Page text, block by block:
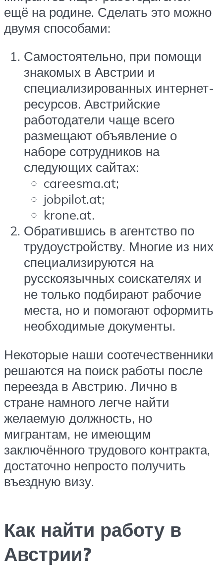
ещё на родине. Сделать это можно
двумя способами:
Самостоятельно, при помощи
знакомых в Австрии и
специализированных интернет-
ресурсов. Австрийские
работодатели чаще всего
размещают объявление о
наборе сотрудников на
следующих сайтах:
careesma.at;
jobpilot.at;
krone.at.
Обратившись в агентство по
трудоустройству. Многие из них
специализируются на
русскоязычных соискателях и
не только подбирают рабочие
места, но и помогают оформить
необходимые документы.
Некоторые наши соотечественники
решаются на поиск работы после
переезда в Австрию. Лично в
стране намного легче найти
желаемую должность, но
мигрантам, не имеющим
заключённого трудового контракта,
достаточно непросто получить
въездную визу.
Как найти работу в
Австрии?